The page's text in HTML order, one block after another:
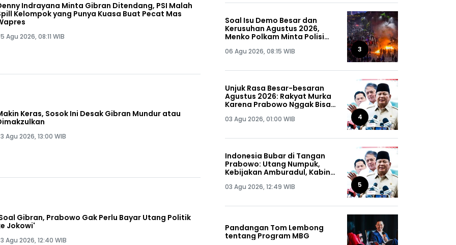
Indrayana Minta Gibran Ditendang, PSI Malah
Kelompok yang Punya Kuasa Buat Pecat Mas
Agu 2026, 08:11 WIB
Keras, Sosok Ini Desak Gibran Mundur atau
Agu 2026, 13:00 WIB
Gibran, Prabowo Gak Perlu Bayar Utang Politik
Jokowi'
Agu 2026, 12:40 WIB
Soal Isu Demo Besar dan
Kerusuhan Agustus 2026,
Menko Polkam Minta Polisi
Dapat, Siap-siap!
06 Agu 2026, 08:15 WIB 3
Unjuk Rasa Besar-besaran
Agustus 2026: Rakyat Murka
Karena Prabowo Nggak Bisa
03 Agu 2026, 01:00 WIB 4
Indonesia Bubar di Tangan
Prabowo: Utang Numpuk,
Kebijakan Amburadul, Kabinet
Semua!
03 Agu 2026, 12:49 WIB 5
Pandangan Tom Lembong
tentang Program MBG